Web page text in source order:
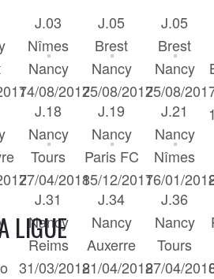
J.03
Nîmes
Nancy
14/08/2017
J.05
Brest
Nancy
25/08/2017
J.05
Brest
Nancy
25/08/
J.18
Nancy
Tours
27/04/2018
J.19
Nancy
Paris FC
15/12/2017
J.21
Nancy
Nîmes
16/01/
J.31
Nancy
Reims
31/03/2018
J.34
Nancy
Auxerre
21/04/2018
J.36
Nancy
Tours
27/04/
LIGUE